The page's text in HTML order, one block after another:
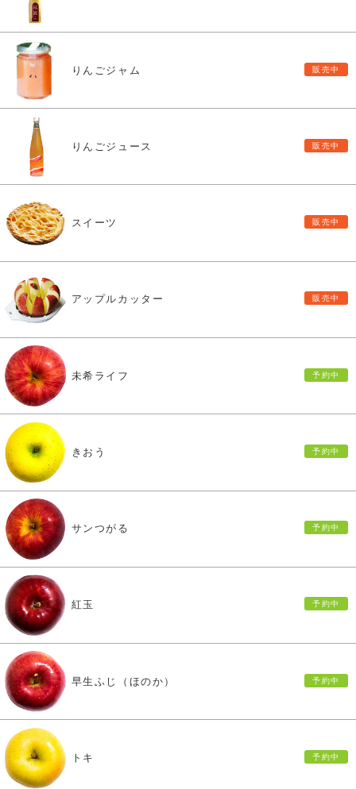
りんごジャム
りんごジュース
スイーツ
アップルカッター
未希ライフ
きおう
サンつがる
紅玉
早生ふじ（ほのか）
トキ